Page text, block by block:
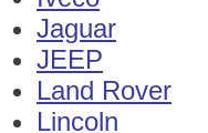
Jaguar
JEEP
Land Rover
Lincoln